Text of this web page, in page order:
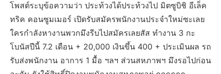
โพสต์ระบุข้อความว่า ประท้วงได้ประท้วงไป มิตซูบิชิ อีเล็ค
ทริค คอนซูมเมอร์ เปิดรับสมัครพนักงานประจำใหม่ซะเลย
ใครกำลังหางานพวกมึงรีบไปสมัครเลยสัส ทำงาน 3 กะ
โบนัสปีนี้ 7.2 เดือน + 20,000 เงินขึ้น 400 + ประเมินผล รถ
รับส่งพนักงาน อาการ 1 มื้อ ฯลฯ ส่วนสหภาพฯ มึงรอไปก่อน